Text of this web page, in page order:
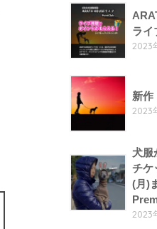
ライ
2023
新作
2023
犬服
チケ
(月)
2023